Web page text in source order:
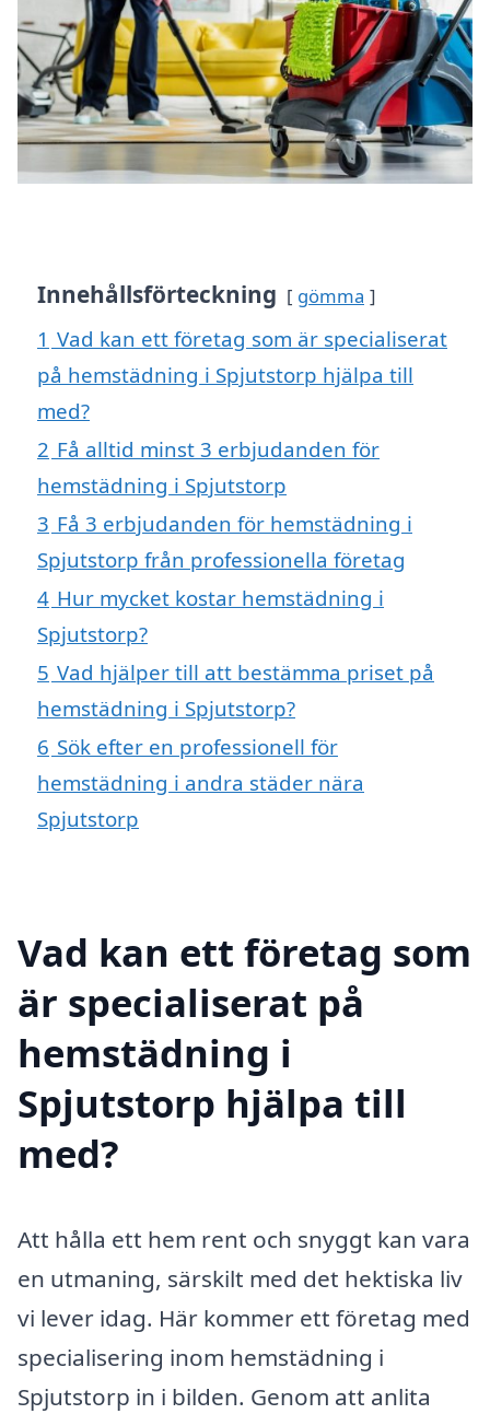
Innehållsförteckning gömma
1 Vad kan ett företag som är specialiserat
på hemstädning i Spjutstorp hjälpa till
med?
2 Få alltid minst 3 erbjudanden för
hemstädning i Spjutstorp
3 Få 3 erbjudanden för hemstädning i
Spjutstorp från professionella företag
4 Hur mycket kostar hemstädning i
Spjutstorp?
5 Vad hjälper till att bestämma priset på
hemstädning i Spjutstorp?
6 Sök efter en professionell för
hemstädning i andra städer nära
Spjutstorp
Vad kan ett företag som
är specialiserat på
hemstädning i
Spjutstorp hjälpa till
med?
Att hålla ett hem rent och snyggt kan vara
en utmaning, särskilt med det hektiska liv
vi lever idag. Här kommer ett företag med
specialisering inom hemstädning i
Spjutstorp in i bilden. Genom att anlita